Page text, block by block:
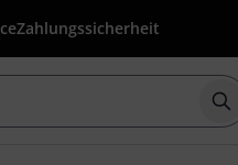
Zahlungssicherheit